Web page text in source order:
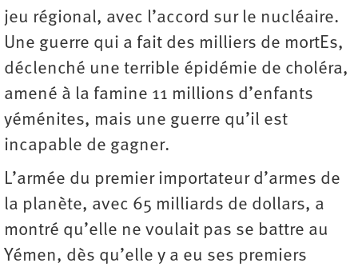
jeu régional, avec l’accord sur le nucléaire.
Une guerre qui a fait des milliers de mortEs,
déclenché une terrible épidémie de choléra,
amené à la famine 11 millions d’enfants
yéménites, mais une guerre qu’il est
incapable de gagner.
L’armée du premier importateur d’armes de
la planète, avec 65 milliards de dollars, a
montré qu’elle ne voulait pas se battre au
Yémen, dès qu’elle y a eu ses premiers